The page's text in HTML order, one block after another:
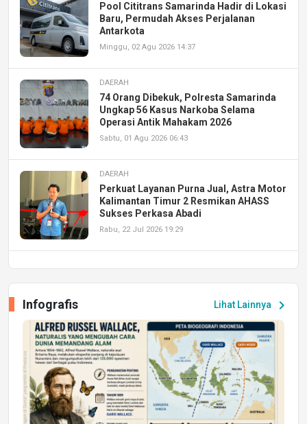
Pool Cititrans Samarinda Hadir di Lokasi
Baru, Permudah Akses Perjalanan
Antarkota
Minggu, 02 Agu 2026 14:37
DAERAH
74 Orang Dibekuk, Polresta Samarinda
Ungkap 56 Kasus Narkoba Selama
Operasi Antik Mahakam 2026
Sabtu, 01 Agu 2026 06:43
DAERAH
Perkuat Layanan Purna Jual, Astra Motor
Kalimantan Timur 2 Resmikan AHASS
Sukses Perkasa Abadi
Rabu, 22 Jul 2026 19:29
Peluang Kerja dan Magang
Jumat, 17 Jul 2026 22:30
DAERAH
Astra Motor Kalimantan Timur 2 Dukung
Mahasiswa Samarinda dalam Astra
Honda SDGs Future Leaders 2026
Jumat, 10 Jul 2026 19:01
Lihat Lainnya chevron_right
Infografis